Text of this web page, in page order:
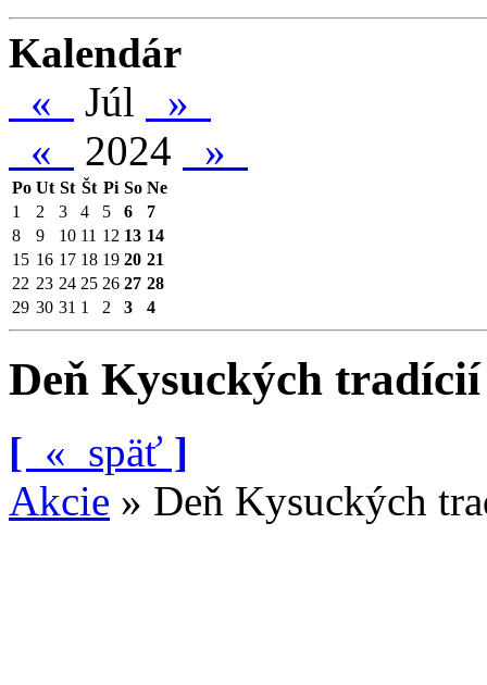
Kalendár
«
Júl
»
«
2024 »
Po Ut St Št Pi So Ne
1
2 3 4 5 6
7
8
9 10 11 12 13 14
15 16 17 18 19 20 21
22 23 24 25 26 27 28
29 30 31 1 2 3 4
Deň Kysuckých tradícií
[ « späť ]
Akcie » Deň Kysuckých